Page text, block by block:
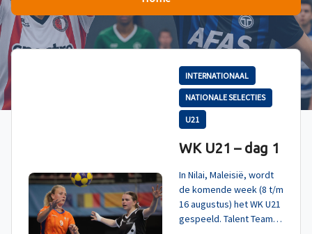
INTERNATIONAAL
NATIONALE SELECTIES
U21
WK U21 – dag 1
In Nilai, Maleisië, wordt
de komende week (8 t/m
16 augustus) het WK U21
gespeeld. Talent TeamNL